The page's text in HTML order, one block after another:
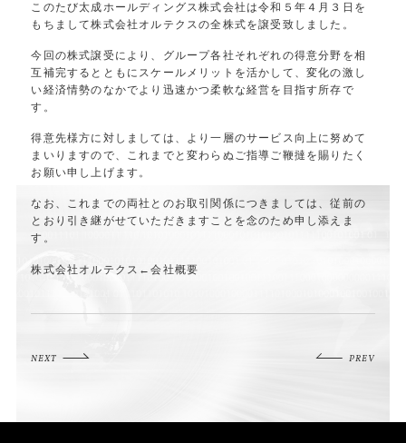
このたび太成ホールディングス株式会社は令和５年４月３日を
もちまして株式会社オルテクスの全株式を譲受致しました。
今回の株式譲受により、グループ各社それぞれの得意分野を相
互補完するとともにスケールメリットを活かして、変化の激し
い経済情勢のなかでより迅速かつ柔軟な経営を目指す所存で
す。
得意先様方に対しましては、より一層のサービス向上に努めて
まいりますので、これまでと変わらぬご指導ご鞭撻を賜りたく
お願い申し上げます。
なお、これまでの両社とのお取引関係につきましては、従前の
とおり引き継がせていただきますことを念のため申し添えま
す。
株式会社オルテクス ←会社概要
NEXT PREV